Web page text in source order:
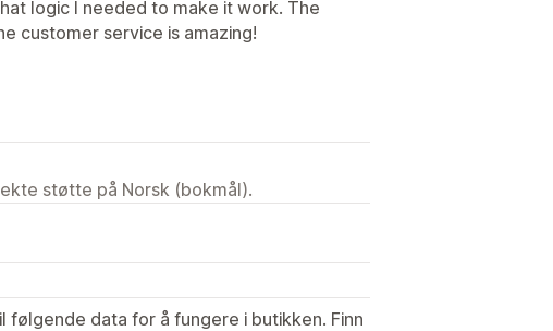
logic I needed to make it work. The
customer service is amazing!
støtte på Norsk (bokmål).
følgende data for å fungere i butikken. Finn